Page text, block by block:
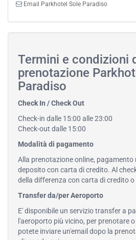
Email Parkhotel Sole Paradiso
Termini e condizioni
prenotazione
Paradiso
Check In / Check Out
Check-in dalle 15:00 alle 23:00
Check-out dalle 15:00
Modalità di pagamento
Alla prenotazione online, pagamento
deposito con carta di credito. Al
della differenza con carta di credito
Transfer da/per Aeroporto
E' disponibile un servizio transfer a
l'aeroporto più vicino, per prenotare
potete inviare un'email dopo la